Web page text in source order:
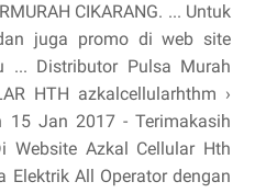
CIKARANG. ... Untuk
juga promo di web site
... Distributor Pulsa Murah
HTH azkalcellularhthm ›
15 Jan 2017 - Terimakasih
Website Azkal Cellular Hth
Elektrik All Operator dengan